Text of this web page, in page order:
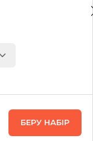
БЕРУ НАБІР